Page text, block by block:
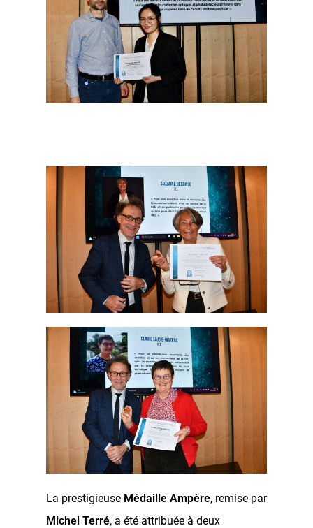
La prestigieuse Médaille Ampère, remise par
Michel Terré, a été attribuée à deux